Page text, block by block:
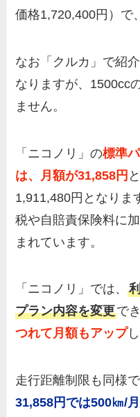
価格1,720,400円）で
なお「クルカ」で紹
なりますが、1500cc
ません。
「ニコノリ」の標準
は、月額が31,858円
1,911,480円となりま
税や自賠責保険料に
まれています。
「ニコノリ」では、
プラン内容を変更で
つれて月額もアップ
走行距離制限も同様
31,858円では500㎞/